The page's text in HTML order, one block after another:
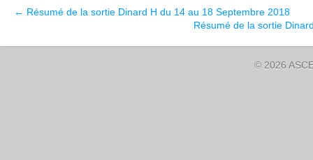
← Résumé de la sortie Dinard H du 14 au 18 Septembre 2018
Résumé de la sortie
© 2026